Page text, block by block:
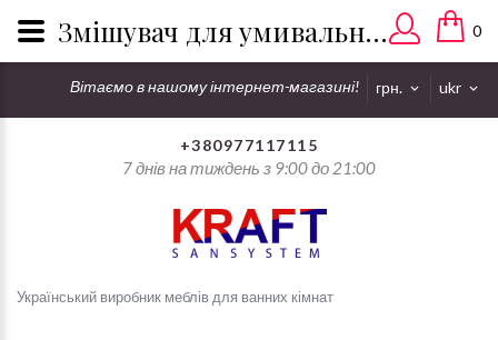
ukr
грн.
0
Вітаємо в нашому інтернет-магазині!
+380977117115
7 днів на тиждень з 9:00 до 21:00
Український виробник меблів для ванних кімнат
Змішувач для умивальника із нержавіючої сталі оптом і в роздріб в Україні